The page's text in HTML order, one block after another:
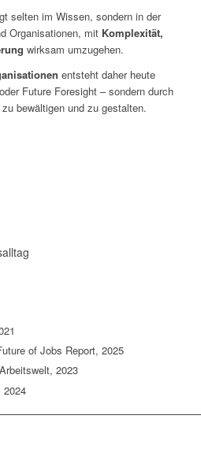
selten im Wissen, sondern in der
Organisationen, mit Komplexität,
wirksam umzugehen.
entsteht daher heute
Future Foresight – sondern durch
bewältigen und zu gestalten.
of Jobs Report, 2025
2023